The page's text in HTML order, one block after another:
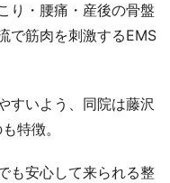
り・腰痛・産後の骨盤
で筋肉を刺激するEMS
すいよう、同院は藤沢
特徴。
も安心して来られる整